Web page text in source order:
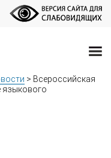
> Всероссийская
языкового